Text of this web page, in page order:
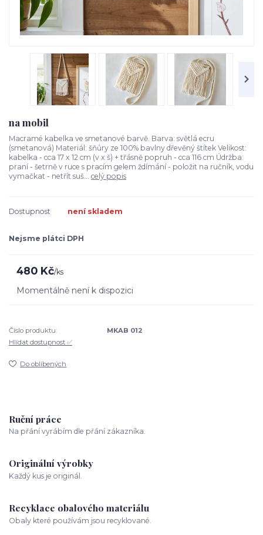
na mobil
Macramé kabelka ve smetanové barvě. Barva: světlá ecru
(smetanová) Materiál: šňůry ze 100% bavlny dřevěný štítek Velikost:
kabelka - cca 17 x 12 cm (v x š) + třásně popruh - cca 116 cm Údržba:
praní - šetrně v ruce s pracím gelem ždímání - položit na ručník, vodu
vymačkat - netřít suš... celý popis
Dostupnost není skladem
Nejsme plátci DPH
480 Kč/ks
Momentálně není k dispozici
Číslo produktu:
MKAB 012
Hlídat dostupnost ✅
Do oblíbených
Ruční práce
Na přání vyrábím dle přání zákazníka.
Originální výrobky
Každý kus je originál.
Recyklace obalového materiálu
Obaly které používám jsou recyklované.